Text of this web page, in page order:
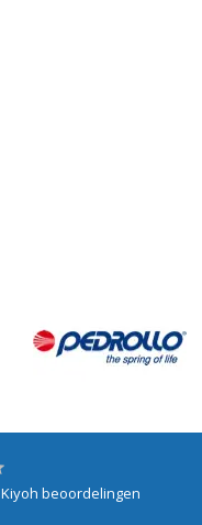
Kiyoh beoordelingen